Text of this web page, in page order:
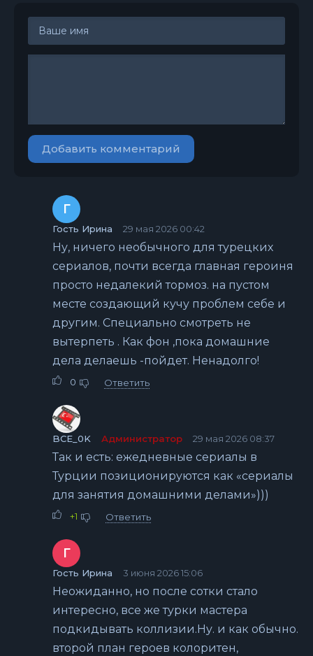
Добавить комментарий
Г
Гость Ирина 29 мая 2026 00:42
Ну, ничего необычного для турецких
сериалов, почти всегда главная героиня
просто недалекий тормоз. на пустом
месте создающий кучу проблем себе и
другим. Специально смотреть не
вытерпеть . Как фон ,пока домашние
дела делаешь -пойдет. Ненадолго!
0 Ответить
BCE_0K Администратор 29 мая 2026 08:37
Так и есть: ежедневные сериалы в
Турции позиционируются как «сериалы
для занятия домашними делами»)))
+1 Ответить
Г
Гость Ирина 3 июня 2026 15:06
Неожиданно, но после сотки стало
интересно, все же турки мастера
подкидывать коллизии.Ну. и как обычно.
второй план героев колоритен,